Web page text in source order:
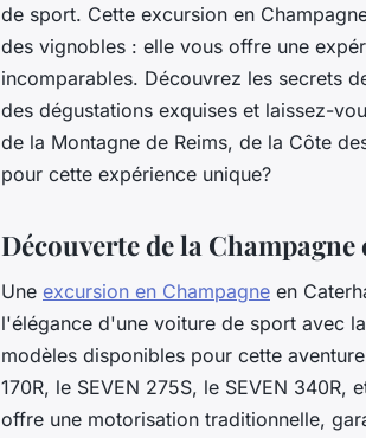
de sport. Cette excursion en
des vignobles : elle vous offre une
incomparables. Découvrez les secrets
des dégustations exquises et laissez-
de la Montagne de Reims, de la Côte
pour cette expérience unique?
Découverte de la Champagne
Une excursion en Champagne en
l'élégance d'une voiture de sport avec
modèles disponibles pour cette
170R, le SEVEN 275S, le SEVEN 340R,
offre une motorisation traditionnelle,